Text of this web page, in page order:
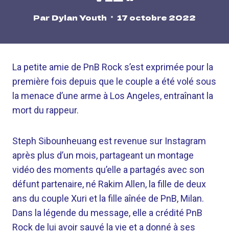
Par Dylan Youth 17 octobre 2022
La petite amie de PnB Rock s’est exprimée pour la
première fois depuis que le couple a été volé sous
la menace d’une arme à Los Angeles, entraînant la
mort du rappeur.
Steph Sibounheuang est revenue sur Instagram
après plus d’un mois, partageant un montage
vidéo des moments qu’elle a partagés avec son
défunt partenaire, né Rakim Allen, la fille de deux
ans du couple Xuri et la fille aînée de PnB, Milan.
Dans la légende du message, elle a crédité PnB
Rock de lui avoir sauvé la vie et a donné à ses